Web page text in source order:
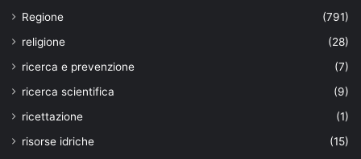
Regione
(791)
religione
(28)
ricerca e prevenzione
(7)
ricerca scientifica
(9)
ricettazione
(1)
risorse idriche
(15)